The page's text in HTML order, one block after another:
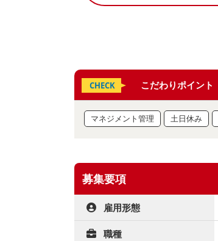
CHECK こだわりポイント
マネジメント管理 土日休み
募集要項
雇用形態
職種